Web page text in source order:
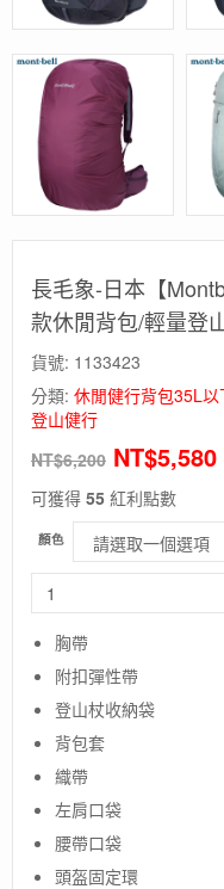
長毛象-日本【
款休閒背包/輕量登
貨號: 1133423
分類: 休閒健行背包35L以
登山健行
NT$6,200 NT$5,580
可獲得 55 紅利點數
顏色
毛
日
本
【Montbell】
RERA
PACK
30L
女
款
休
胸帶
附扣彈性帶
登山杖收納袋
背包套
織帶
左肩口袋
腰帶口袋
頭盔固定環